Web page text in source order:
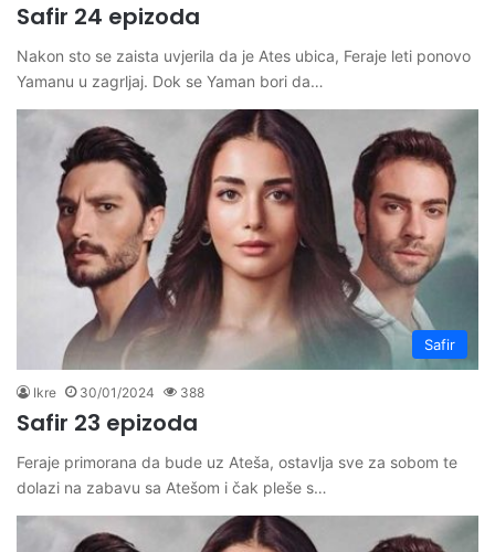
Safir 24 epizoda
Nakon sto se zaista uvjerila da je Ates ubica, Feraje leti ponovo
Yamanu u zagrljaj. Dok se Yaman bori da…
Safir
Ikre 30/01/2024 388
Safir 23 epizoda
Feraje primorana da bude uz Ateša, ostavlja sve za sobom te
dolazi na zabavu sa Atešom i čak pleše s…